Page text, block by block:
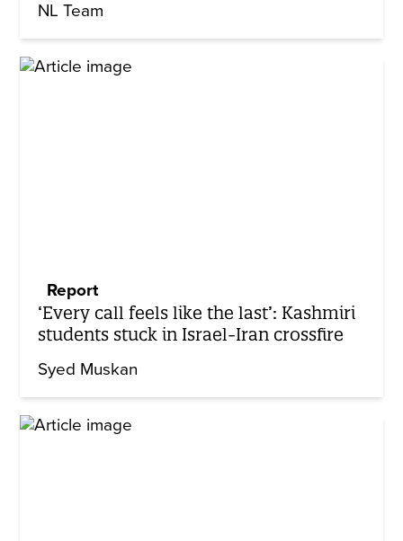
NL Team
Report
‘Every call feels like the last’: Kashmiri
students stuck in Israel-Iran crossfire
Syed Muskan